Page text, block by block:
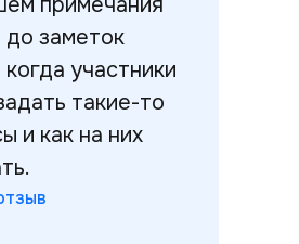
до заметок
участники
такие-то
и как на них